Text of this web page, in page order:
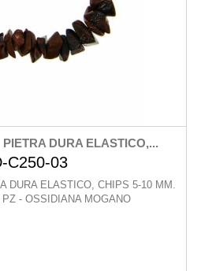
DURA ELASTICO,...
C250-03
DURA ELASTICO, CHIPS 5-10 MM.
- OSSIDIANA MOGANO